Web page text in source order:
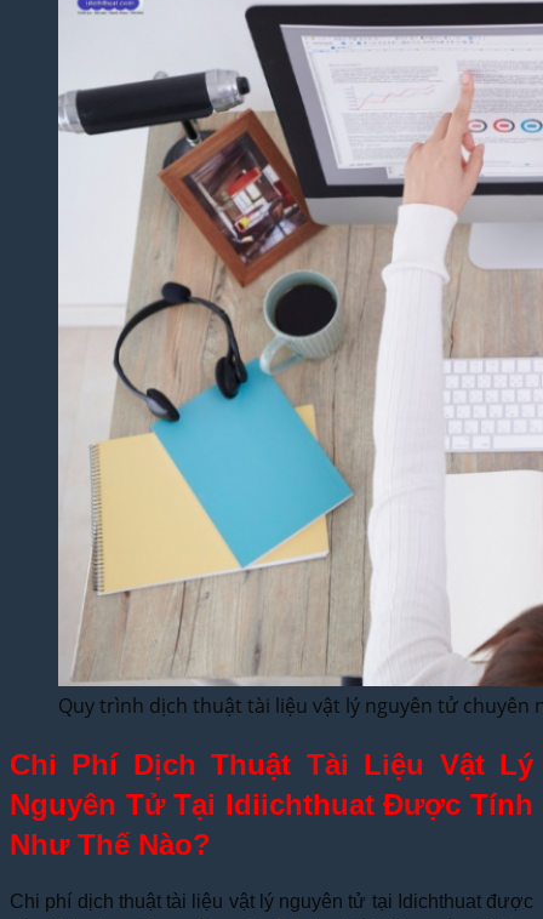
Quy trình dịch thuật tài liệu vật lý nguyên tử chuyên
Chi Phí Dịch Thuật Tài Liệu Vật Lý
Nguyên Tử Tại Idiichthuat Được Tính
Như Thế Nào?
Chi phí dịch thuật tài liệu vật lý nguyên tử tại Idichthuat được